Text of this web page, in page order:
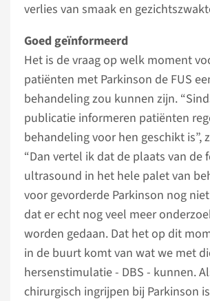
verlies van smaak en
Goed geïnformeerd
Het is de vraag op welk moment
patiënten met Parkinson de FUS
behandeling zou kunnen zijn.
publicatie informeren patiënten
behandeling voor hen geschikt is”,
“Dan vertel ik dat de plaats van de
ultrasound in het hele palet van
voor gevorderde Parkinson nog
dat er echt nog veel meer
worden gedaan. Dat het op dit
in de buurt komt van wat we met
hersenstimulatie - DBS - kunnen.
chirurgisch ingrijpen bij Parkinson